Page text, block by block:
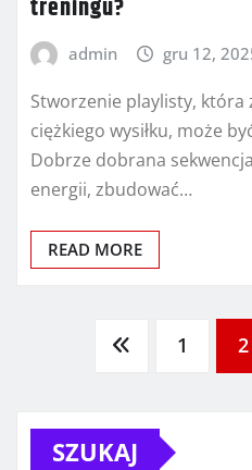
treningu?
admin gru 12,
Stworzenie playlisty,
ciężkiego wysiłku, może
Dobrze dobrana
energii, zbudować…
READ MORE
Stronicowanie
wpisów
1 2
SZUKAJ